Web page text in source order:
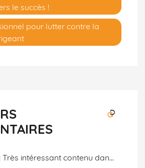
le succès !
pour lutter contre la
Très intéressant contenu dan...